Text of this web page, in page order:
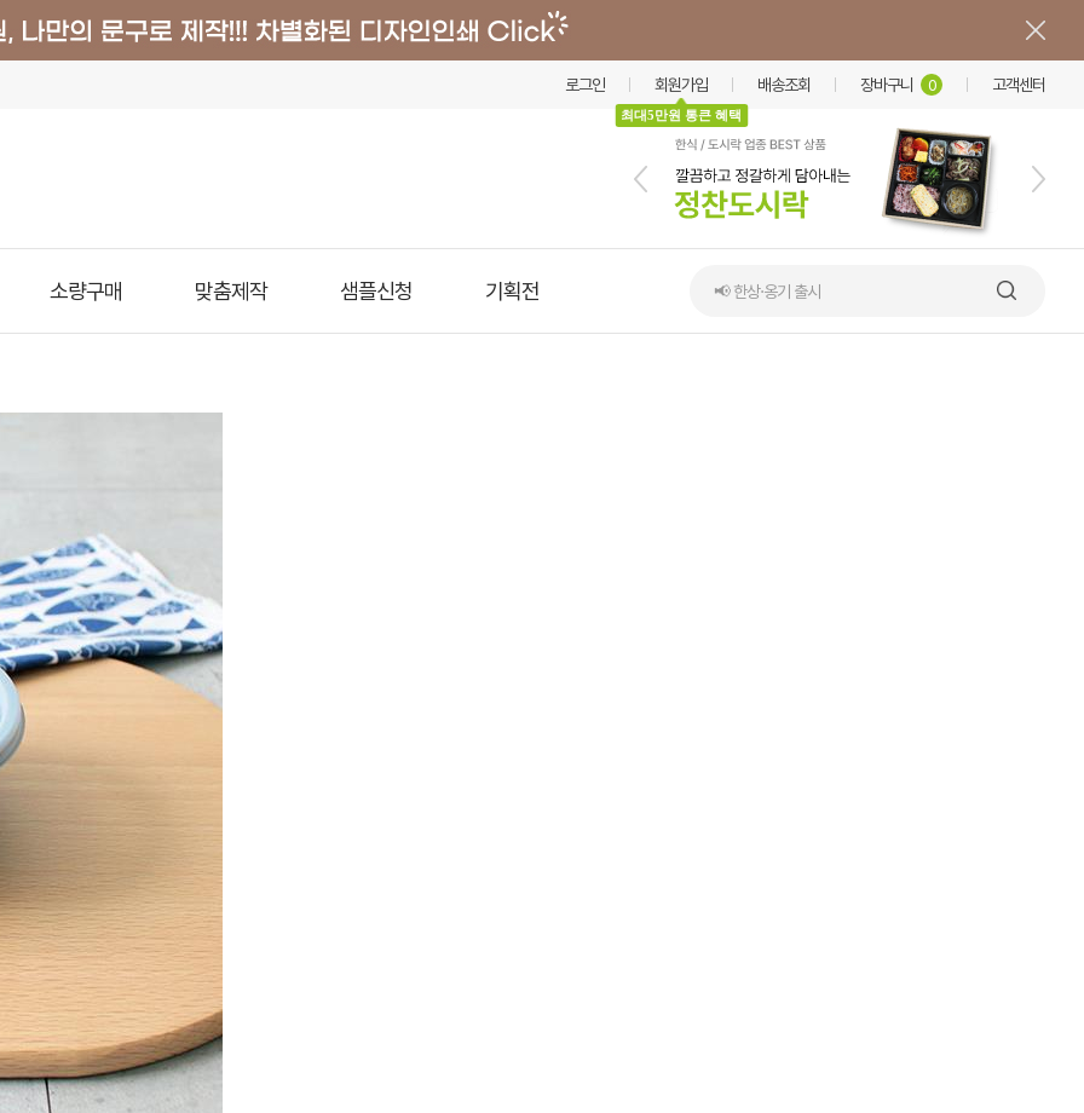
로그인 회원가입
최대5만원 통큰 혜택
배송조회 장바구니 0 고객센터
소량구매 맞춤제작 샘플신청 기획전 📢 한상·옹기 출시